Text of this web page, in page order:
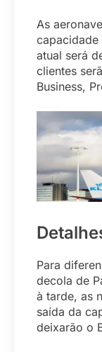
As
atual será
clientes
Business,
Para
decola de
à tarde, as
saída da
deixarão o